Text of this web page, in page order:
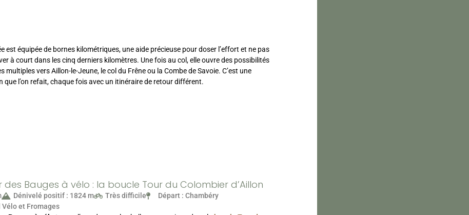
est équipée de bornes kilométriques, une aide précieuse pour doser l’effort et ne pas
à court dans les cinq derniers kilomètres. Une fois au col, elle ouvre des possibilités
multiples vers Aillon-le-Jeune, le col du Frêne ou la Combe de Savoie. C’est une
que l’on refait, chaque fois avec un itinéraire de retour différent.
des Bauges à vélo : la boucle Tour du Colombier d’Aillon
Dénivelé positif : 1824 m Très difficile
Départ : Chambéry
Vélo et Fromages